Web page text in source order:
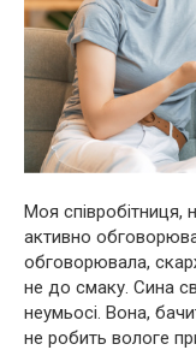
Моя співробітниця,
активно
обговорювала,
не до смаку. Сина
неумьосі. Вона,
не робить вологе